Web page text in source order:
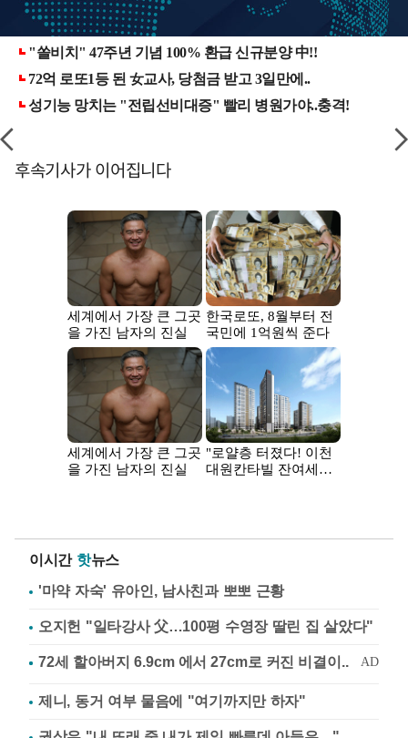
후속기사가 이어집니다
이시간 핫뉴스
'마약 자숙' 유아인, 남사친과 뽀뽀 근황
오지헌 "일타강사 父…100평 수영장 딸린 집 살았다"
제니, 동거 여부 물음에 "여기까지만 하자"